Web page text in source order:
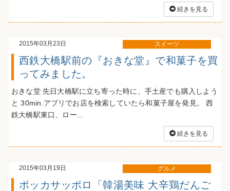
続きを見る
2015年03月23日 スイーツ
西鉄大橋駅前の『おきな堂』で和菓子を買
ってみました。
おきな堂 先日大橋駅に立ち寄った時に、手土産でも購入しよう
と 30min.アプリでお店を検索していたら和菓子屋を発見。 西
鉄大橋駅東口、ロー...
続きを見る
2015年03月19日 グルメ
ポッカサッポロ「韓湯美味 大辛鶏だんご